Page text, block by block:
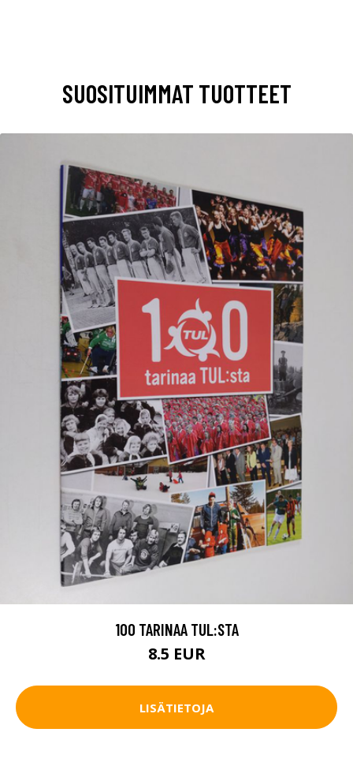
SUOSITUIMMAT TUOTTEET
100 TARINAA TUL:STA
8.5 EUR
LISÄTIETOJA